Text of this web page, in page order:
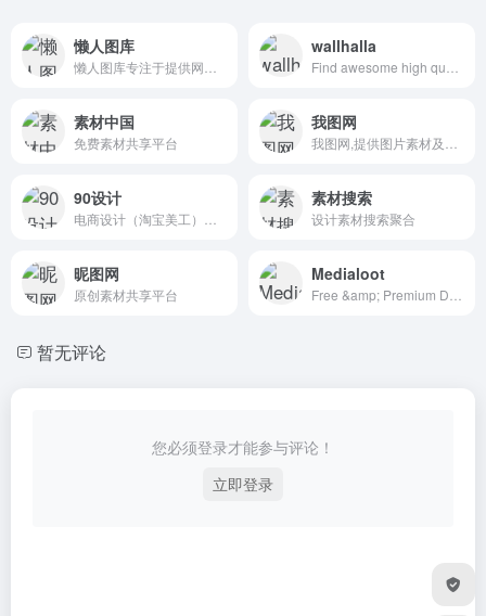
懒人图库 wallhalla
素材中国
免费素材共享平台
我图网
90设计 素材搜索
设计素材搜索聚合
昵图网
原创素材共享平台
Medialoot
暂无评论
您必须登录才能参与评论！
立即登录